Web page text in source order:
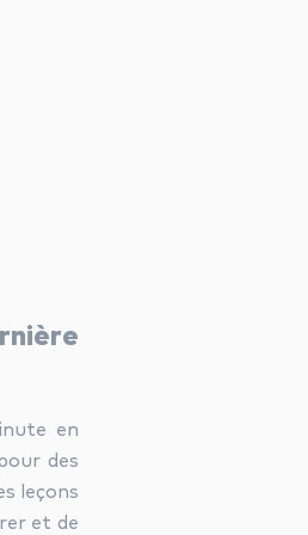
en
des
leçons
et de